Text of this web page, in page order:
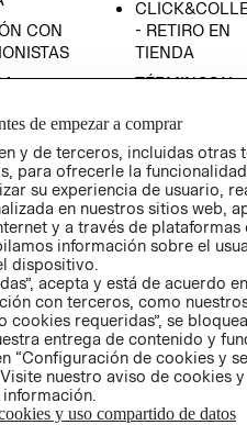
CON
- RETIRO EN
TIENDA
TÉRMINOS Y
AVISO DE
PRIVACIDAD
GIFT CARD
AVISO DE
COOKIES
de empezar a comprar
y de terceros, incluidas otras
para ofrecerle la
su experiencia de usuario,
en nuestros sitios web,
y a través de plataformas
información sobre el
dispositivo.
acepta y está de acuerdo
con terceros, como
cookies requeridas”, se
entrega de contenido y
“Configuración de cookies y
nuestro aviso de cookies
y uso compartido de datos